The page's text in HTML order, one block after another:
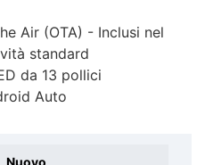
Air (OTA) - Inclusi nel
standard
da 13 pollici
Auto
Nuovo